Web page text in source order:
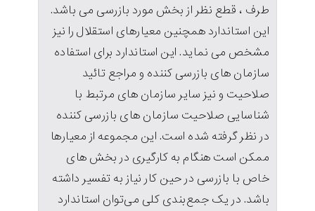
طرف ، قطع نظر از بخش مورد بازرسی می باشد.
این استاندارد همچنین معیارهای استقلال را نیز
مشخص می نماید. این استاندارد برای استفاده
سازمان های بازرسی کننده و مراجع تائید
صلاحیت و نیز سایر سازمان های مرتبط با
شناسایی صلاحیت سازمان های بازرسی کننده
در نظر گرفته شده است. این مجموعه از معیارها
ممکن است هنگام به کارگیری در بخش های
خاص با بازرسی در حین کار نیاز به تفسیر داشته
باشد. در یک جمع‌بندی کلی می‌توان استاندارد